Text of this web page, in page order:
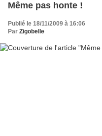
Même pas honte !
Publié le 18/11/2009 à 16:06
Par Zigobelle